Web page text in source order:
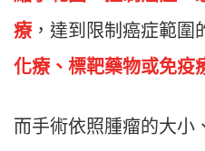
療，達到限制癌症範圍
化療、標靶藥物或免疫
而手術依照腫瘤的大小